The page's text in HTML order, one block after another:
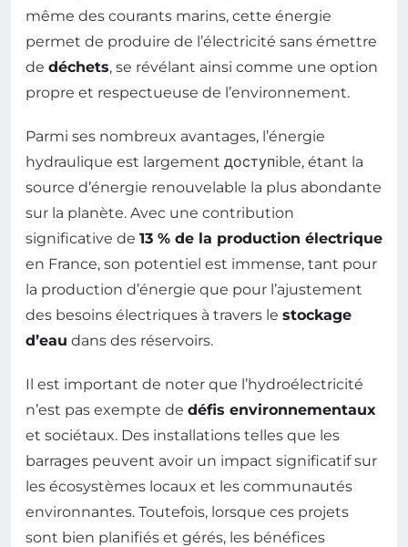
même des courants marins, cette énergie
permet de produire de l’électricité sans émettre
de déchets, se révélant ainsi comme une option
propre et respectueuse de l’environnement.
Parmi ses nombreux avantages, l’énergie
hydraulique est largement доступible, étant la
source d’énergie renouvelable la plus abondante
sur la planète. Avec une contribution
significative de 13 % de la production électrique
en France, son potentiel est immense, tant pour
la production d’énergie que pour l’ajustement
des besoins électriques à travers le stockage
d’eau dans des réservoirs.
Il est important de noter que l’hydroélectricité
n’est pas exempte de défis environnementaux
et sociétaux. Des installations telles que les
barrages peuvent avoir un impact significatif sur
les écosystèmes locaux et les communautés
environnantes. Toutefois, lorsque ces projets
sont bien planifiés et gérés, les bénéfices